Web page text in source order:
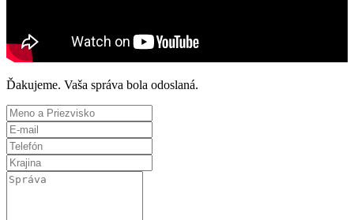
Ďakujeme. Vaša správa bola odoslaná.